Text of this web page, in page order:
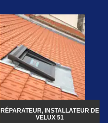
RÉPARATEUR, INSTALLATEUR DE
VELUX 51